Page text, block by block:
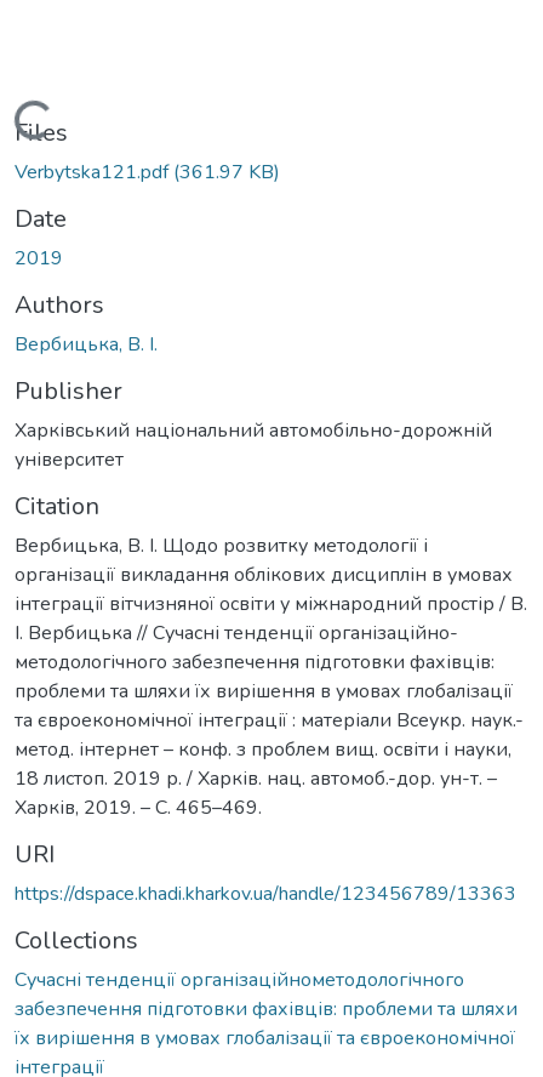
Loading...
Files
Verbytska121.pdf(361.97 KB)
Date
2019
Authors
Вербицька, В. І.
Publisher
Харківський національний автомобільно-дорожній
університет
Citation
Вербицька, В. І. Щодо розвитку методології і
організації викладання облікових дисциплін в умовах
інтеграції вітчизняної освіти у міжнародний простір / В.
І. Вербицька // Сучасні тенденції організаційно-
методологічного забезпечення підготовки фахівців:
проблеми та шляхи їх вирішення в умовах глобалізації
та євроекономічної інтеграції : матеріали Всеукр. наук.-
метод. інтернет – конф. з проблем вищ. освіти і науки,
18 листоп. 2019 р. / Харків. нац. автомоб.-дор. ун-т. –
Харків, 2019. – С. 465–469.
URI
https://dspace.khadi.kharkov.ua/handle/123456789/13363
Collections
Сучасні тенденції організаційнометодологічного
забезпечення підготовки фахівців: проблеми та шляхи
їх вирішення в умовах глобалізації та євроекономічної
інтеграції